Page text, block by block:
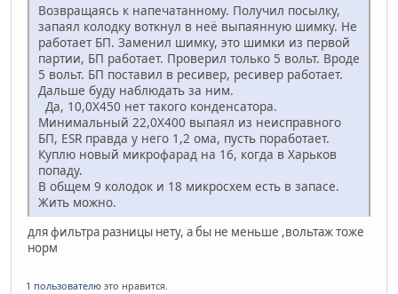
Возвращаясь к напечатанному. Получил посылку,
запаял колодку воткнул в неё выпаянную шимку. Не
работает БП. Заменил шимку, это шимки из первой
партии, БП работает. Проверил только 5 вольт. Вроде
5 вольт. БП поставил в ресивер, ресивер работает.
Дальше буду наблюдать за ним.
Да, 10,0Х450 нет такого конденсатора.
Минимальный 22,0Х400 выпаял из неисправного
БП, ESR правда у него 1,2 ома, пусть поработает.
Куплю новый микрофарад на 16, когда в Харьков
попаду.
В общем 9 колодок и 18 микросхем есть в запасе.
Жить можно.
для фильтра разницы нету, а бы не меньше ,вольтаж тоже
норм
1 пользователю это нравится.